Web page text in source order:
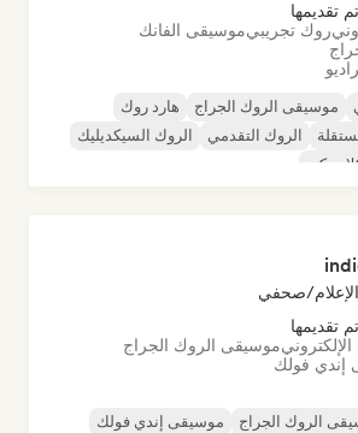
روك تجريبيموسيقى الفانك
موسيقى الروك الجراج
هارد روك
الروك التقدمي
الروك السيكديليك
صحفي
موسيقى الروك الجراج
إندي فولك
الروك الجراج
موسيقى إندي فولك